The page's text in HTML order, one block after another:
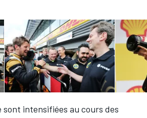
sont intensifiées au cours des